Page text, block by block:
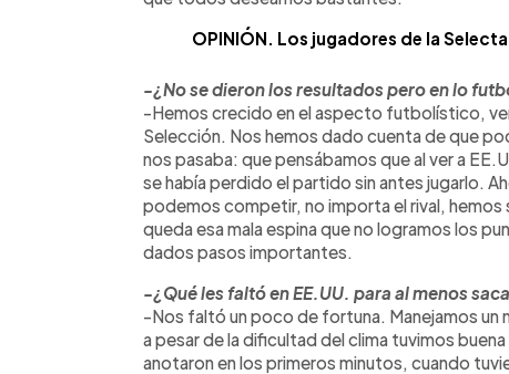
OPINIÓN. Los jugadores de la
-¿No se dieron los resultados pero en lo
-Hemos crecido en el aspecto futbolístico,
Selección. Nos hemos dado cuenta de que
nos pasaba: que pensábamos que al ver a
se había perdido el partido sin antes jugarlo.
podemos competir, no importa el rival, hemos
queda esa mala espina que no logramos los
dados pasos importantes.
-¿Qué les faltó en EE.UU. para al menos
-Nos faltó un poco de fortuna. Manejamos un
a pesar de la dificultad del clima tuvimos
anotaron en los primeros minutos, cuando